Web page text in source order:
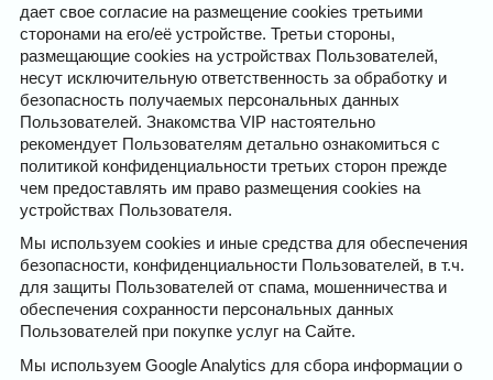
дает свое согласие на размещение cookies третьими
сторонами на его/её устройстве. Третьи стороны,
размещающие cookies на устройствах Пользователей,
несут исключительную ответственность за обработку и
безопасность получаемых персональных данных
Пользователей. Знакомства VIP настоятельно
рекомендует Пользователям детально ознакомиться с
политикой конфиденциальности третьих сторон прежде
чем предоставлять им право размещения cookies на
устройствах Пользователя.
Мы используем cookies и иные средства для обеспечения
безопасности, конфиденциальности Пользователей, в т.ч.
для защиты Пользователей от спама, мошенничества и
обеспечения сохранности персональных данных
Пользователей при покупке услуг на Сайте.
Мы используем Google Analytics для сбора информации о